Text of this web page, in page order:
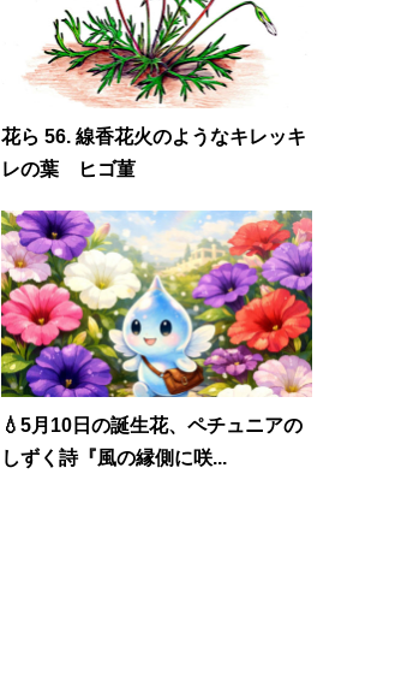
花ら 56. 線香花火のようなキレッキ
レの葉 ヒゴ菫
💧5月10日の誕生花、ペチュニアの
しずく詩『風の縁側に咲...